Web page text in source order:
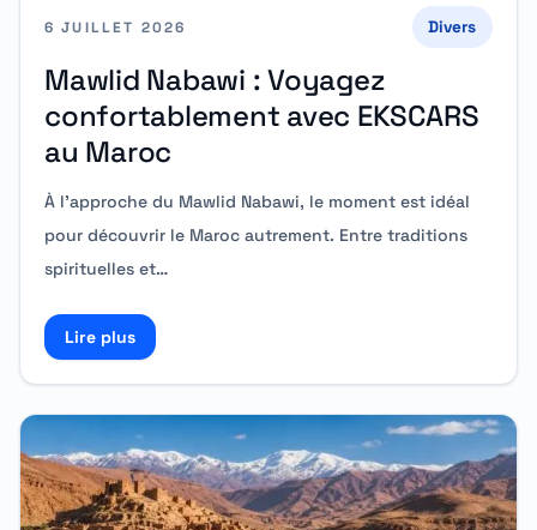
6 JUILLET 2026 Divers
Mawlid Nabawi : Voyagez
confortablement avec EKSCARS
au Maroc
À l’approche du Mawlid Nabawi, le moment est idéal
pour découvrir le Maroc autrement. Entre traditions
spirituelles et…
Lire plusRead more about Mawlid Nabawi : Voyagez